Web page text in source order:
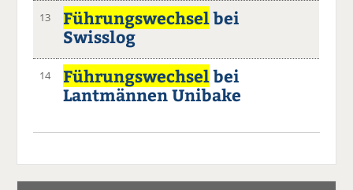
13 Führungswechselbei
Swisslog
14 Führungswechselbei
Lantmännen Unibake